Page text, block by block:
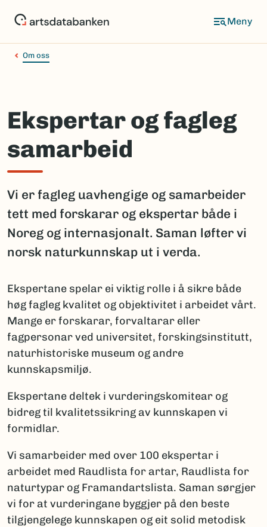
Om oss
Ekspertar og fagleg
samarbeid
Vi er fagleg uavhengige og samarbeider
tett med forskarar og ekspertar både i
Noreg og internasjonalt. Saman løfter vi
norsk naturkunnskap ut i verda.
Ekspertane spelar ei viktig rolle i å sikre både
høg fagleg kvalitet og objektivitet i arbeidet vårt.
Mange er forskarar, forvaltarar eller
fagpersonar ved universitet, forskingsinstitutt,
naturhistoriske museum og andre
kunnskapsmiljø.
Ekspertane deltek i vurderingskomitear og
bidreg til kvalitetssikring av kunnskapen vi
formidlar.
Vi samarbeider med over 100 ekspertar i
arbeidet med Raudlista for artar, Raudlista for
naturtypar og Framandartslista. Saman sørgjer
vi for at vurderingane byggjer på den beste
tilgjengelege kunnskapen og eit solid metodisk